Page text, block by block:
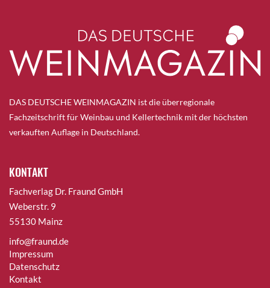
DAS DEUTSCHE WEINMAGAZIN ist die überregionale
Fachzeitschrift für Weinbau und Kellertechnik mit der höchsten
verkauften Auflage in Deutschland.
KONTAKT
Fachverlag Dr. Fraund GmbH
Weberstr. 9
55130 Mainz
info@fraund.de
Impressum
Datenschutz
Kontakt